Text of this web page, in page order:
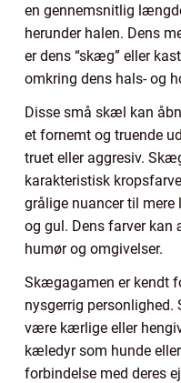
en gennemsnitlig
herunder halen. Dens
er dens “skæg” eller
omkring dens hals- og
Disse små skæl kan
et fornemt og truende
truet eller aggresiv.
karakteristisk
grålige nuancer til mere
og gul. Dens farver
humør og omgivelser.
Skægagamen er kendt
nysgerrig personlighed.
være kærlige eller
kæledyr som hunde
forbindelse med deres